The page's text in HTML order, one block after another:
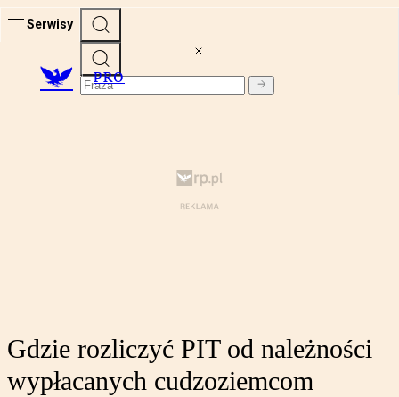
Serwisy
PRO
Gdzie rozliczyć PIT od należności
wypłacanych cudzoziemcom